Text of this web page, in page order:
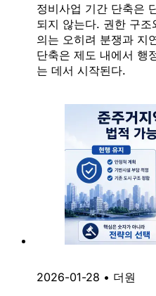
정비사업 기간 단축은
되지 않는다. 권한 구
의는 오히려 분쟁과 지
단축은 제도 내에서 행
는 데서 시작된다.
2026-01-28 • 더원